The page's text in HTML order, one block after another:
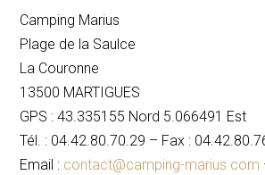
Camping Marius
Plage de la Saulce
La Couronne
13500 MARTIGUES
GPS :43.335155 Nord 5.066491 Est
Tél. : 04.42.80.70.29 – Fax :
Email : contact@camping-marius.com